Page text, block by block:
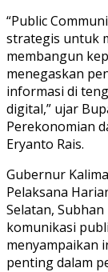
“Public
strategis untuk
membangun
menegaskan
informasi di
digital,” ujar
Perekonomian
Eryanto Rais.
Gubernur
Pelaksana
Selatan,
komunikasi
menyampaikan
penting dalam